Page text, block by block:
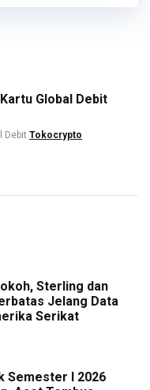
Global Debit
Debit Tokocrypto
Sterling dan
Jelang Data
Serikat
Semester I 2026